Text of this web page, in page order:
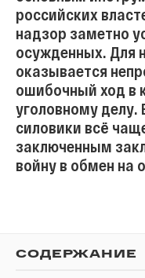
российских
надзор заметно
осужденных. Для
оказывается
ошибочный ход в
уголовному делу.
силовики всё
заключенным
войну в обмен на
СОДЕРЖАНИЕ